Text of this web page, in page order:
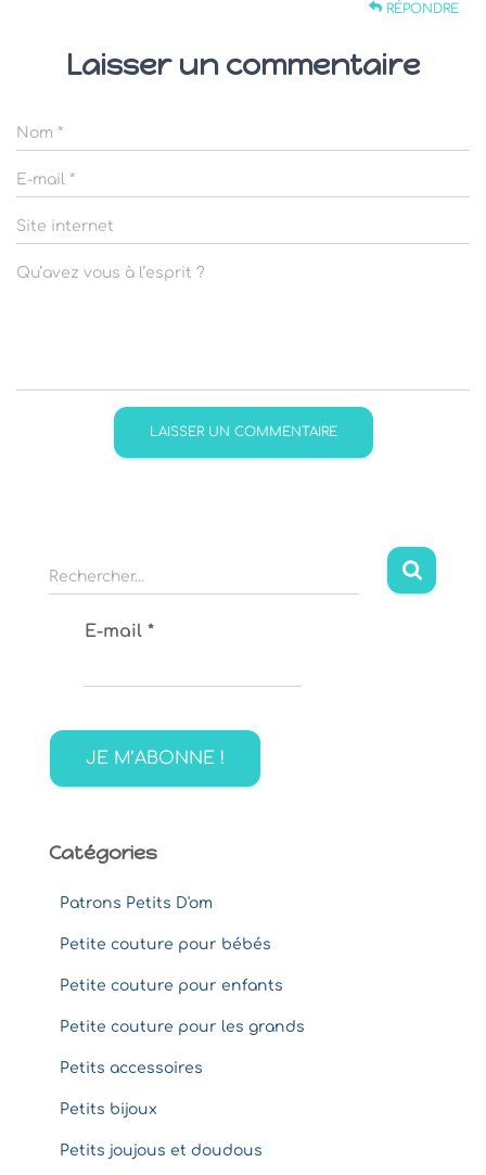
RÉPONDRE
Laisser un commentaire
Nom *
E-mail *
Site internet
Qu’avez vous à l’esprit ?
R
e
h
r
Rechercher…
E-mail *
Catégories
Patrons Petits D'om
Petite couture pour bébés
Petite couture pour enfants
Petite couture pour les grands
Petits accessoires
Petits bijoux
Petits joujous et doudous